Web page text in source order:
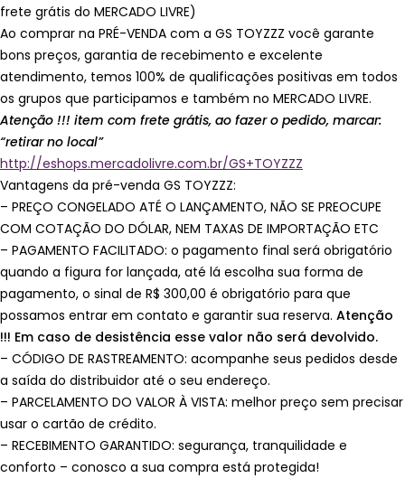
frete grátis do MERCADO LIVRE)
Ao comprar na PRÉ-VENDA com a GS TOYZZZ você garante
bons preços, garantia de recebimento e excelente
atendimento, temos 100% de qualificações positivas em todos
os grupos que participamos e também no MERCADO LIVRE.
Atenção !!! item com frete grátis, ao fazer o pedido, marcar:
“retirar no local”
http://eshops.mercadolivre.com.br/GS+TOYZZZ
Vantagens da pré-venda GS TOYZZZ:
– PREÇO CONGELADO ATÉ O LANÇAMENTO, NÃO SE PREOCUPE
COM COTAÇÃO DO DÓLAR, NEM TAXAS DE IMPORTAÇÃO ETC
– PAGAMENTO FACILITADO: o pagamento final será obrigatório
quando a figura for lançada, até lá escolha sua forma de
pagamento, o sinal de R$ 300,00 é obrigatório para que
possamos entrar em contato e garantir sua reserva. Atenção
!!! Em caso de desistência esse valor não será devolvido.
– CÓDIGO DE RASTREAMENTO: acompanhe seus pedidos desde
a saída do distribuidor até o seu endereço.
– PARCELAMENTO DO VALOR À VISTA: melhor preço sem precisar
usar o cartão de crédito.
– RECEBIMENTO GARANTIDO: segurança, tranquilidade e
conforto – conosco a sua compra está protegida!